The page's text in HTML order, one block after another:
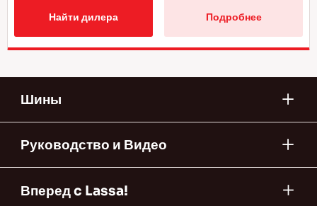
Найти дилера Подробнее
Шины
Руководство и Видео
Вперед c Lassa!